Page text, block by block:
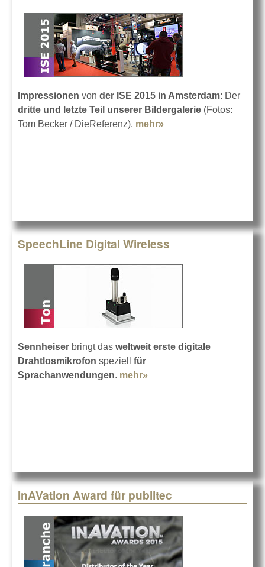
Impressionen von der ISE 2015 in Amsterdam: Der
dritte und letzte Teil unserer Bildergalerie (Fotos:
Tom Becker / DieReferenz). mehr»
SpeechLine Digital Wireless
Sennheiser bringt das weltweit erste digitale
Drahtlosmikrofon speziell für
Sprachanwendungen. mehr»
InAVation Award für publitec